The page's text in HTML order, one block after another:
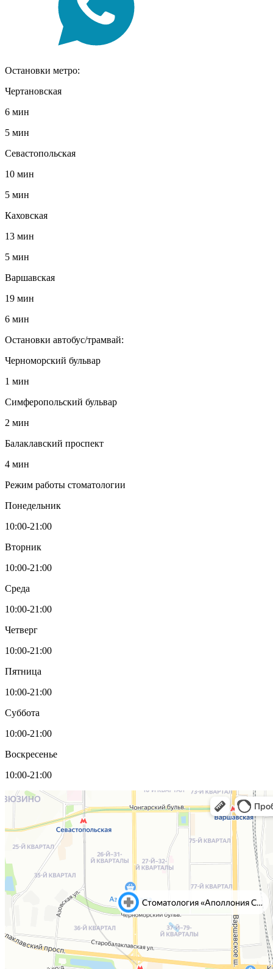
Остановки метро:
Чертановская
6 мин
5 мин
Севастопольская
10 мин
5 мин
Каховская
13 мин
5 мин
Варшавская
19 мин
6 мин
Остановки автобус/трамвай:
Черноморский бульвар
1 мин
Симферопольский бульвар
2 мин
Балаклавский проспект
4 мин
Режим работы стоматологии
Понедельник
10:00-21:00
Вторник
10:00-21:00
Среда
10:00-21:00
Четверг
10:00-21:00
Пятница
10:00-21:00
Суббота
10:00-21:00
Воскресенье
10:00-21:00